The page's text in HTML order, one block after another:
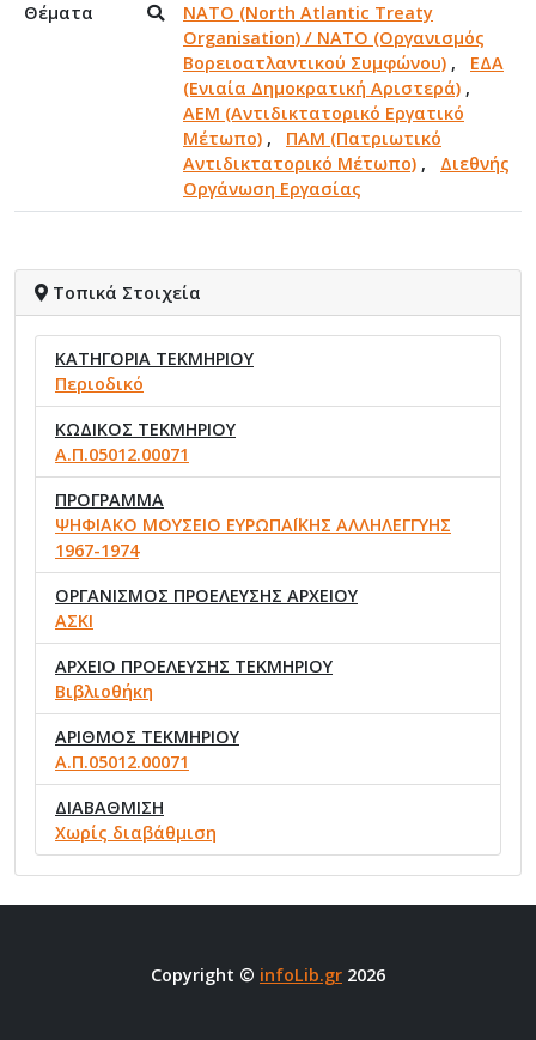
Θέματα
NATO (North Atlantic Treaty
Organisation) / NATO (Οργανισμός
Βορειοατλαντικού Συμφώνου) , ΕΔΑ
(Ενιαία Δημοκρατική Αριστερά) ,
ΑΕΜ (Αντιδικτατορικό Εργατικό
Μέτωπο) , ΠΑΜ (Πατριωτικό
Αντιδικτατορικό Μέτωπο) , Διεθνής
Οργάνωση Εργασίας
Τοπικά Στοιχεία
ΚΑΤΗΓΟΡΙΑ ΤΕΚΜΗΡΙΟΥ
Περιοδικό
ΚΩΔΙΚΟΣ ΤΕΚΜΗΡΙΟΥ
Α.Π.05012.00071
ΠΡΟΓΡΑΜΜΑ
ΨΗΦΙΑΚΟ ΜΟΥΣΕΙΟ ΕΥΡΩΠΑΪΚΗΣ ΑΛΛΗΛΕΓΓΥΗΣ
1967-1974
ΟΡΓΑΝΙΣΜΟΣ ΠΡΟΕΛΕΥΣΗΣ ΑΡΧΕΙΟΥ
ΑΣΚΙ
ΑΡΧΕΙΟ ΠΡΟΕΛΕΥΣΗΣ ΤΕΚΜΗΡΙΟΥ
Βιβλιοθήκη
ΑΡΙΘΜΟΣ ΤΕΚΜΗΡΙΟΥ
Α.Π.05012.00071
ΔΙΑΒΑΘΜΙΣΗ
Χωρίς διαβάθμιση
Copyright © infoLib.gr 2026